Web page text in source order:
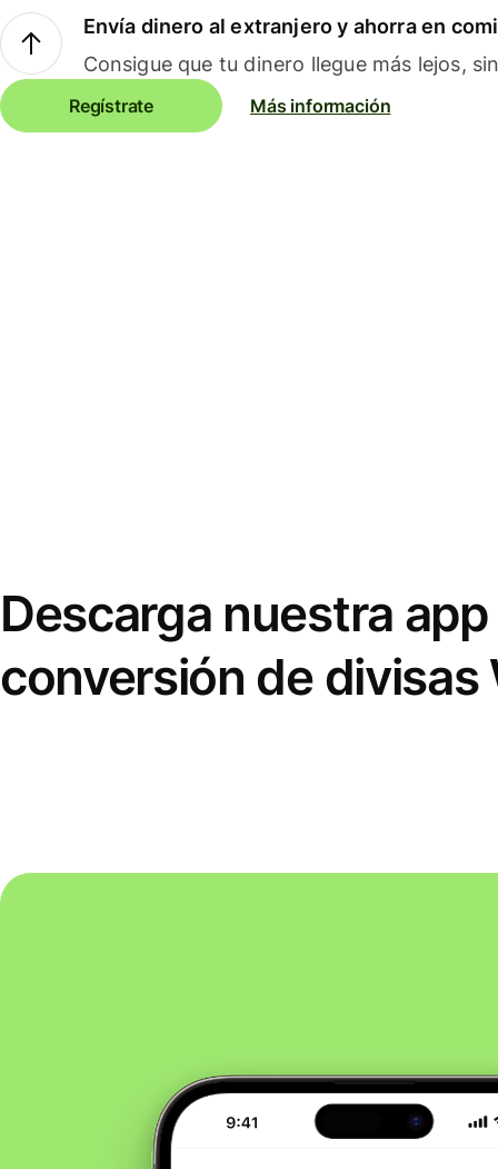
Envía dinero al extranjero y ahorra en
Consigue que tu dinero llegue más lejos,
Regístrate Más información
Descarga nuestra
conversión de divisas